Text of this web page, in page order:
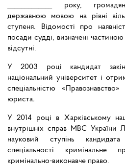
_____________ року,
державною мовою на рівні
ступеня. Відомості про
посади судді, визначені
відсутні.
У 2003 році кандидат
національний університет і
спеціальністю
юриста.
У 2014 році в Харківському
внутрішніх справ МВС України
науковий ступінь
спеціальності кримінальне
кримінально-виконавче право.